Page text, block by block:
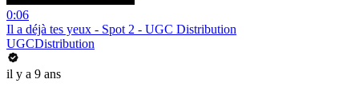
0:06
Il a déjà tes yeux - Spot 2 - UGC Distribution
UGCDistribution
il y a 9 ans